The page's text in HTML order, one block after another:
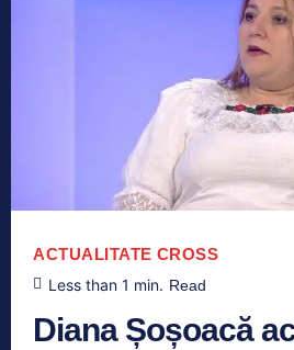
ACTUALITATE CROSS
Less than 1 min. Read
Diana Șoșoacă